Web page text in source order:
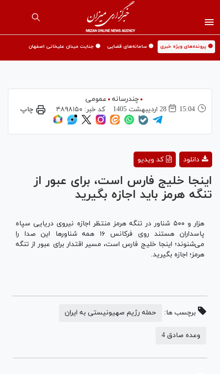
🟡 پرونده‌های ویژه خبری 🟡 سامانه‌های قضایی 🟡 جنایت میدان علیخانی اصفهان
چندرسانه
عمومی
15:04
28 ارديبهشت 1405 کد خبر: ۴۸۹۸۱۵۰ چاپ
Video
کد ویدیو دانلود
اینجا خلیج فارس است، برای عبور از
تنگه هرمز باید اجازه بگیرید
هزار و ۵۰۰ شناور در تنگه هرمز منتظر اجازه نیروی دریایی سپاه
پاسداران هستند روی فرکانس ۱۶ همه شناورها این صدا را
می‌شنوند؛ اینجا خلیج فارس است، مسیر اقتدار برای عبور از تنگه
هرمز؛ اجازه بگیرید.
برچسب ها: حمله رژیم صهیونیستی به ایران
وعده صادق 4